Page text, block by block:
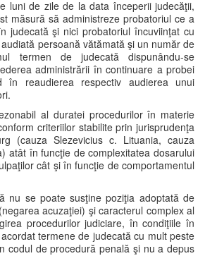
luni de zile de la data începerii judecăţii,
măsură să administreze probatoriul ce a
judecată şi nici probatoriul încuviinţat cu
persoană vătămată şi un număr de
termen de judecată dispunându-se
administrării în continuare a probei
în reaudierea respectiv audierea unui
al duratei procedurilor în materie
criteriilor stabilite prin jurisprudenţa
(cauza Slezevicius c. Lituania, cauza
atât în funcţie de complexitatea dosarului
cât şi în funcţie de comportamentul
nu se poate susţine poziţia adoptată de
acuzaţiei) şi caracterul complex al
procedurilor judiciare, în condiţiile în
termene de judecată cu mult peste
codul de procedură penală şi nu a depus